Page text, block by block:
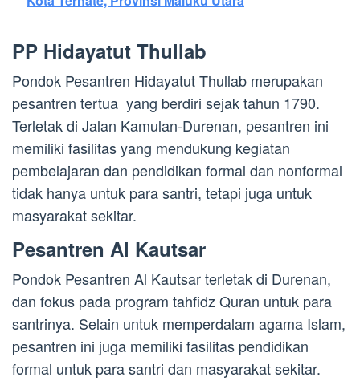
PP Hidayatut Thullab
Pondok Pesantren Hidayatut Thullab merupakan
pesantren tertua yang berdiri sejak tahun 1790.
Terletak di Jalan Kamulan-Durenan, pesantren ini
memiliki fasilitas yang mendukung kegiatan
pembelajaran dan pendidikan formal dan nonformal
tidak hanya untuk para santri, tetapi juga untuk
masyarakat sekitar.
Pesantren Al Kautsar
Pondok Pesantren Al Kautsar terletak di Durenan,
dan fokus pada program tahfidz Quran untuk para
santrinya. Selain untuk memperdalam agama Islam,
pesantren ini juga memiliki fasilitas pendidikan
formal untuk para santri dan masyarakat sekitar.